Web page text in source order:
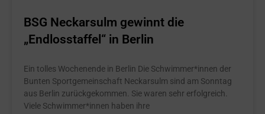
BSG Neckarsulm gewinnt die
„Endlosstaffel“ in Berlin
Ein tolles Wochenende in Berlin Die Schwimmer*innen der
Bunten Sportgemeinschaft Neckarsulm sind am Sonntag
aus Berlin zurückgekommen. Sie waren sehr erfolgreich.
Viele Schwimmer*innen haben ihre